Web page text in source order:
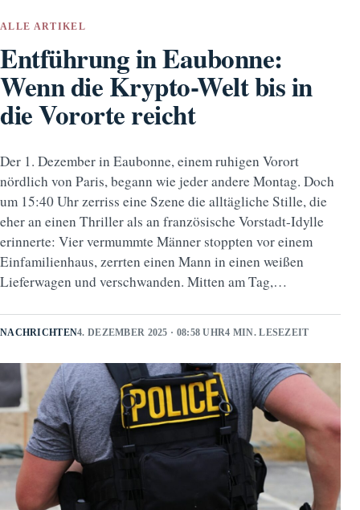
ALLE ARTIKEL
Entführung in Eaubonne:
Wenn die Krypto-Welt bis in
die Vororte reicht
Der 1. Dezember in Eaubonne, einem ruhigen Vorort
nördlich von Paris, begann wie jeder andere Montag. Doch
um 15:40 Uhr zerriss eine Szene die alltägliche Stille, die
eher an einen Thriller als an französische Vorstadt-Idylle
erinnerte: Vier vermummte Männer stoppten vor einem
Einfamilienhaus, zerrten einen Mann in einen weißen
Lieferwagen und verschwanden. Mitten am Tag,…
NACHRICHTEN4. DEZEMBER 2025 · 08:58 UHR4 MIN. LESEZEIT